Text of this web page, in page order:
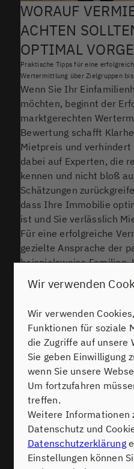
WORAUF
ACHTEN
OPTIMAL
Praktische Tipps für eine
Wertermittlung über Zielgruppen
Wenn Sie Ihr
möchten, beginnt der
marktgerechten
Bewertung schafft
Mietpreis und verhindert
dabei auf Experten, die
kennen und nicht bloß
Schätzungen
dass Ihre Immobilie
ist und Sie verlässlich
Für eine erfolgreiche
gezielte Ansprache der
beispielsweise Familien,
das Exposé, die Fotos
Offene, ehrliche
und erleichtert die
Berücksichtigen Sie die
Rahmenbedingungen,
oder beim Erstellen des
strukturierten
offenen Ohr für
Fundament für ein
Mietverhältnis. Möchten
erleichtern, stehen wir
in Ketsch jederzeit
Wir verwenden
Wir verwenden
Funktionen für soziale
die Zugriffe auf unsere
Sie geben Einwilligung
wenn Sie unsere
Um fortzufahren
treffen.
Weitere Informationen
Datenschutz und
Datenschutzerklärung
Einstellungen können